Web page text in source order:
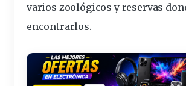
varios zoológicos y reservas
encontrarlos.